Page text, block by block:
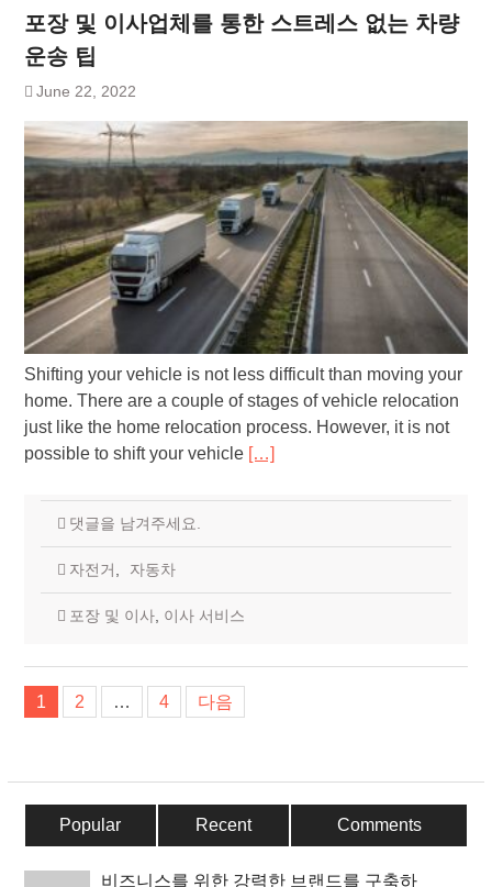
포장 및 이사업체를 통한 스트레스 없는 차량
운송 팁
June 22, 2022
Shifting your vehicle is not less difficult than moving your
home. There are a couple of stages of vehicle relocation
just like the home relocation process. However, it is not
possible to shift your vehicle […]
댓글을 남겨주세요.
자전거 자동차
포장 및 이사, 이사 서비스
글
탐
1 2 … 4 다음
Popular Recent Comments
비즈니스를 위한 강력한 브랜드를 구축하